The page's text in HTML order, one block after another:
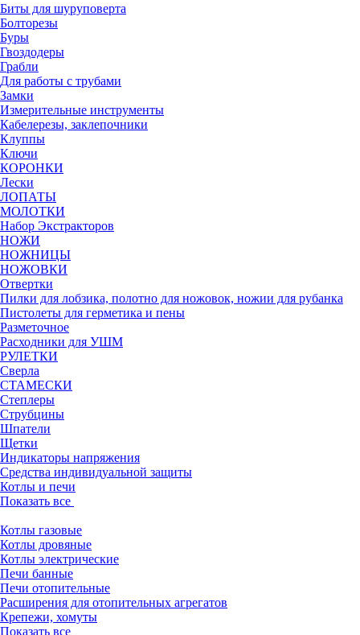
Биты для шуруповерта
Болторезы
Буры
Гвоздодеры
Грабли
Для работы с трубами
Замки
Измерительные инструменты
Кабелерезы, заклепочники
Клуппы
Ключи
КОРОНКИ
Лески
ЛОПАТЫ
МОЛОТКИ
Набор Экстракторов
НОЖИ
НОЖНИЦЫ
НОЖОВКИ
Отвертки
Пилки для лобзика, полотно для ножовок, ножии для рубанка
Пистолеты для герметика и пены
Разметочное
Расходники для УШМ
РУЛЕТКИ
Сверла
СТАМЕСКИ
Степлеры
Струбцины
Шпатели
Щетки
Индикаторы напряжения
Средства индивидуальной защиты
Котлы и печи
Показать все
Котлы газовые
Котлы дровяные
Котлы электрические
Печи банные
Печи отопительные
Расширения для отопительных агрегатов
Крепежи, хомуты
Показать все